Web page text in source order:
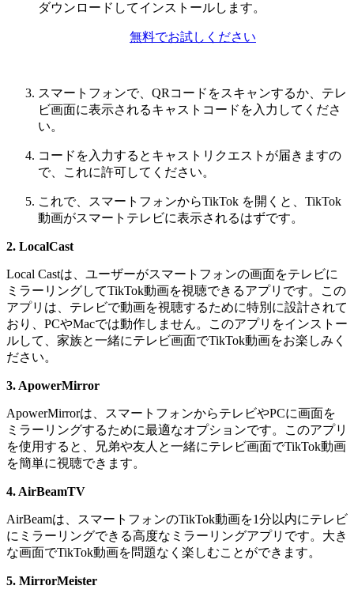
ダウンロードしてインストールします。
無料でお試しください
スマートフォンで、QRコードをスキャンするか、テレ
ビ画面に表示されるキャストコードを入力してくださ
い。
コードを入力するとキャストリクエストが届きますの
で、これに許可してください。
これで、スマートフォンからTikTok を開くと、TikTok
動画がスマートテレビに表示されるはずです。
2. LocalCast
Local Castは、ユーザーがスマートフォンの画面をテレビに
ミラーリングしてTikTok動画を視聴できるアプリです。この
アプリは、テレビで動画を視聴するために特別に設計されて
おり、PCやMacでは動作しません。このアプリをインストー
ルして、家族と一緒にテレビ画面でTikTok動画をお楽しみく
ださい。
3. ApowerMirror
ApowerMirrorは、スマートフォンからテレビやPCに画面を
ミラーリングするために最適なオプションです。このアプリ
を使用すると、兄弟や友人と一緒にテレビ画面でTikTok動画
を簡単に視聴できます。
4. AirBeamTV
AirBeamは、スマートフォンのTikTok動画を1分以内にテレビ
にミラーリングできる高度なミラーリングアプリです。大き
な画面でTikTok動画を問題なく楽しむことができます。
5. MirrorMeister